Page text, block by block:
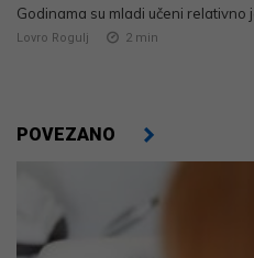
Godinama su mladi učeni
Lovro Rogulj 2 min
POVEZANO